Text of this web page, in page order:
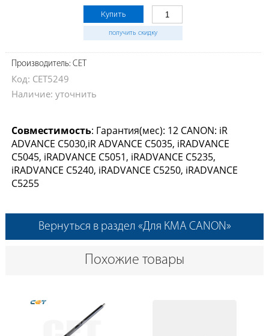
Купить
получить скидку
Производитель: CET
Код: CET5249
Наличие: уточнить
Совместимость: Гарантия(мес): 12 CANON: iR
ADVANCE C5030,iR ADVANCE C5035, iRADVANCE
C5045, iRADVANCE C5051, iRADVANCE C5235,
iRADVANCE C5240, iRADVANCE C5250, iRADVANCE
C5255
Вернуться в раздел «Для КМА CANON»
Похожие товары